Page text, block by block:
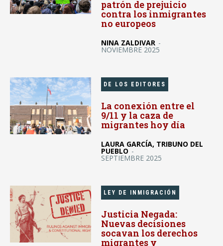
patrón de prejuicio
contra los inmigrantes
no europeos
NINA ZALDIVAR -
NOVIEMBRE 2025
DE LOS EDITORES
La conexión entre el
9/11 y la caza de
migrantes hoy día
LAURA GARCÍA, TRIBUNO DEL
PUEBLO -
SEPTIEMBRE 2025
LEY DE INMIGRACIÓN
Justicia Negada:
Nuevas decisiones
socavan los derechos
migrantes y